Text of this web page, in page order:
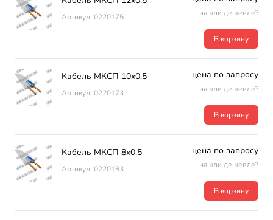
Артикул: 0220175 нашли дешевле?
В корзину
Кабель МКСП 10х0.5
Артикул: 0220173
цена по запросу
нашли дешевле?
В корзину
Кабель МКСП 8х0.5
Артикул: 0220183
цена по запросу
нашли дешевле?
В корзину